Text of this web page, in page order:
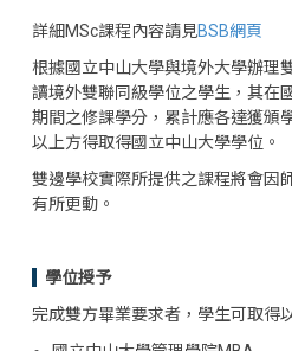
詳細MSc課程內容請見BSB網頁
根據國立中山大學與境外大學辦理
讀境外雙聯同級學位之學生，其在
期間之修課學分，累計應各達獲頒
以上方得取得國立中山大學學位。
雙邊學校實際所提供之課程將會因
有所更動。
學位授予
完成雙方畢業要求者，學生可取得